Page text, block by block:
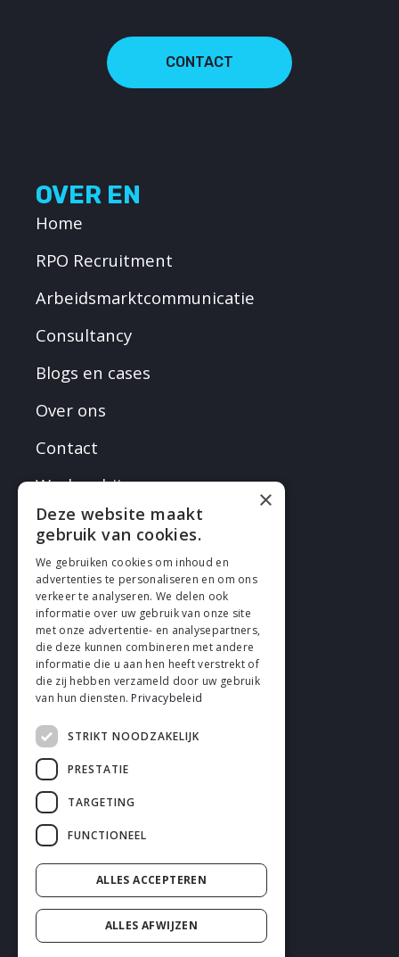
CONTACT
OVER EN
Home
RPO Recruitment
Arbeidsmarktcommunicatie
Consultancy
Blogs en cases
Over ons
Contact
Werken bij
VOLG EN
Cookies
Privacy
Disclaimer
Algemene voorwaarden
×
Deze website maakt
gebruik van cookies.
We gebruiken cookies om inhoud en
advertenties te personaliseren en om ons
verkeer te analyseren. We delen ook
informatie over uw gebruik van onze site
met onze advertentie- en analysepartners,
die deze kunnen combineren met andere
informatie die u aan hen heeft verstrekt of
die zij hebben verzameld door uw gebruik
van hun diensten. Privacybeleid
STRIKT NOODZAKELIJK
PRESTATIE
TARGETING
FUNCTIONEEL
ALLES ACCEPTEREN
ALLES AFWIJZEN